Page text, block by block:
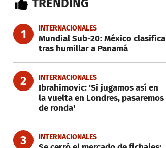
1 INTERNACIONALES
Mundial Sub-20: México clasifica
tras humillar a Panamá
2 INTERNACIONALES
Ibrahimovic: 'Si jugamos así en
la vuelta en Londres, pasaremos
de ronda'
3 INTERNACIONALES